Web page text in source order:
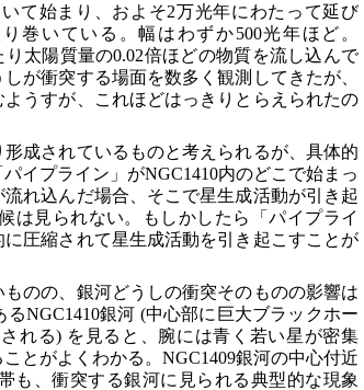
て始まり、およそ2万光年にわたって延び
巻いている。幅はわずか500光年ほど。
太陽質量の0.02倍ほどの物質を流し込んで
が衝突する場面を数多く観測してきたが、
うすが、これほどはっきりとらえられたの
成されているものと考えられるが、具体的
イプライン」がNGC1410内のどこで始まっ
れ込んだ場合、そこで星生成活動が引き起
は見られない。もしかしたら「パイプライ
圧縮されて星生成活動を引き起こすことが
のの、銀河どうしの衝突そのものの影響は
NGC1410銀河 (中心部に巨大ブラックホー
れる) を見ると、腕には青く若い星が密集
とがよくわかる。NGC1409銀河の中心付近
も、衝突する銀河に見られる典型的な現象